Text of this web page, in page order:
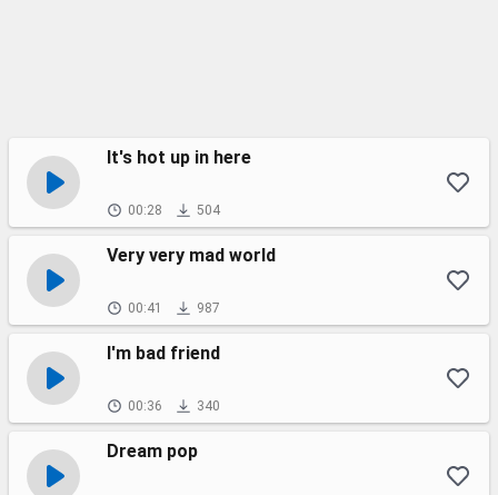
It's hot up in here
00:28 504
Very very mad world
00:41 987
I'm bad friend
00:36 340
Dream pop